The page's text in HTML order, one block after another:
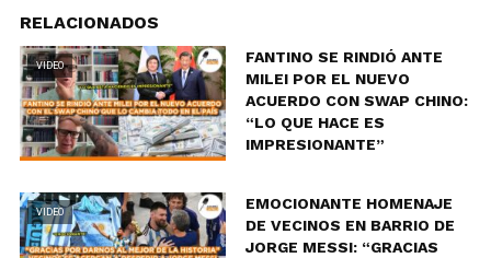
RELACIONADOS
VIDEO
FANTINO SE RINDIÓ ANTE
MILEI POR EL NUEVO
ACUERDO CON SWAP CHINO:
“LO QUE HACE ES
IMPRESIONANTE”
VIDEO
EMOCIONANTE HOMENAJE
DE VECINOS EN BARRIO DE
JORGE MESSI: “GRACIAS